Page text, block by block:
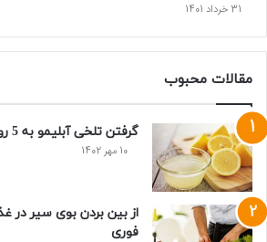
31 خرداد 1401
مقالات محبوب
گرفتن تلخی آبلیمو به 5 روش ساده و فوری
10 مهر 1402
فوری